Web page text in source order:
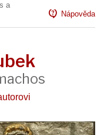
a
contact_support Nápověda